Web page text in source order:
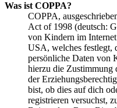
Was ist COPPA?
COPPA,
Act of 1998 (deutsch:
von Kindern im
USA, welches festlegt,
persönliche Daten von
hierzu die Zustimmung
der
bist, ob dies auf dich
registrieren versuchst,